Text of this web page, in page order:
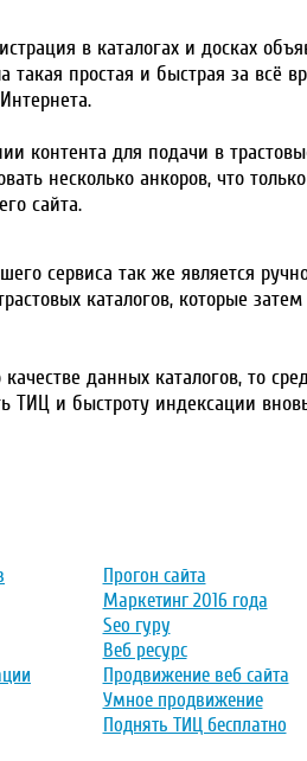
в каталогах и досках
такая простая и быстрая за всё
контента для подачи в
несколько анкоров, что
сайта.
сервиса так же является
каталогов, которые
качестве данных каталогов, то
ТИЦ и быстроту индексации
Прогон сайта
Маркетинг 2016 года
Seo гуру
Веб ресурс
Продвижение веб сайта
Умное продвижение
Поднять ТИЦ бесплатно